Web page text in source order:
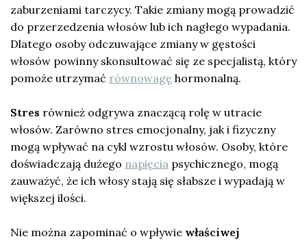
zaburzeniami tarczycy. Takie zmiany mogą prowadzić
do przerzedzenia włosów lub ich nagłego wypadania.
Dlatego osoby odczuwające zmiany w gęstości
włosów powinny skonsultować się ze specjalistą, który
pomoże utrzymać równowagę hormonalną.
Stres również odgrywa znaczącą rolę w utracie
włosów. Zarówno stres emocjonalny, jak i fizyczny
mogą wpływać na cykl wzrostu włosów. Osoby, które
doświadczają dużego napięcia psychicznego, mogą
zauważyć, że ich włosy stają się słabsze i wypadają w
większej ilości.
Nie można zapominać o wpływie właściwej